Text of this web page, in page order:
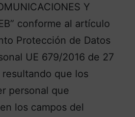
Y
conforme al artículo
Protección de Datos
UE 679/2016 de 27
que los
personal que
los campos del